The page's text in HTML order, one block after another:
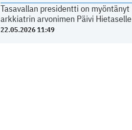
Tasavallan presidentti on myöntänyt
arkkiatrin arvonimen Päivi Hietaselle
22.05.2026 11:49